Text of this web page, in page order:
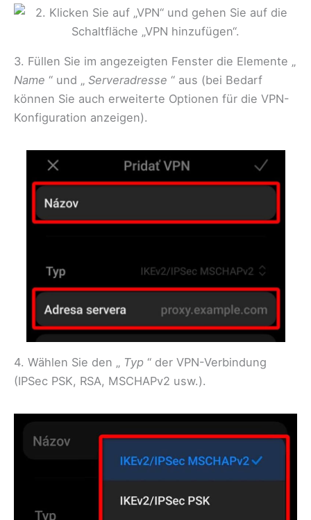
3. Füllen Sie im angezeigten Fenster die Elemente „
Name “ und „ Serveradresse “ aus (bei Bedarf
können Sie auch erweiterte Optionen für die VPN-
Konfiguration anzeigen).
4. Wählen Sie den „ Typ “ der VPN-Verbindung
(IPSec PSK, RSA, MSCHAPv2 usw.).